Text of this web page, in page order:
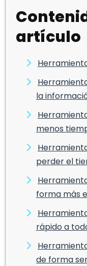
artículo
la
menos
perder el
forma más
rápido a
de forma